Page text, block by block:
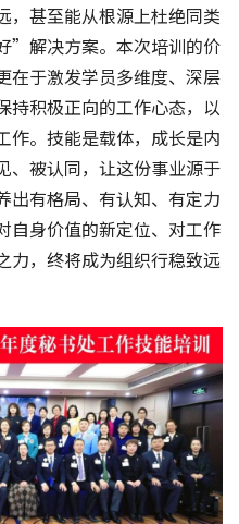
，甚至能从根源上杜绝同类
解决方案。本次培训的价
在于激发学员多维度、深层
持积极正向的工作心态，以
作。技能是载体，成长是内
、被认同，让这份事业源于
出有格局、有认知、有定力
自身价值的新定位、对工作
力，终将成为组织行稳致远